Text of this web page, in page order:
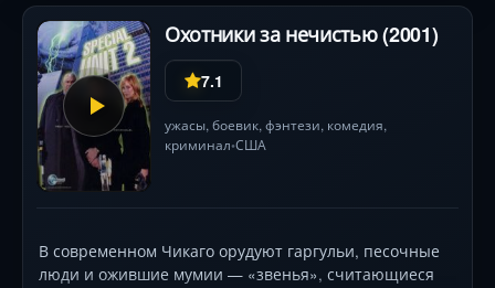
Охотники за нечистью (2001)
7.1
ужасы, боевик, фэнтези, комедия,
криминал•США
В современном Чикаго орудуют гаргульи, песочные
люди и ожившие мумии — «звенья», считающиеся